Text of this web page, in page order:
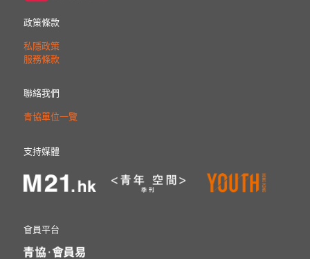
政策條款
私隱政策
服務條款
聯絡我們
青協單位一覽
支持媒體
會員平台